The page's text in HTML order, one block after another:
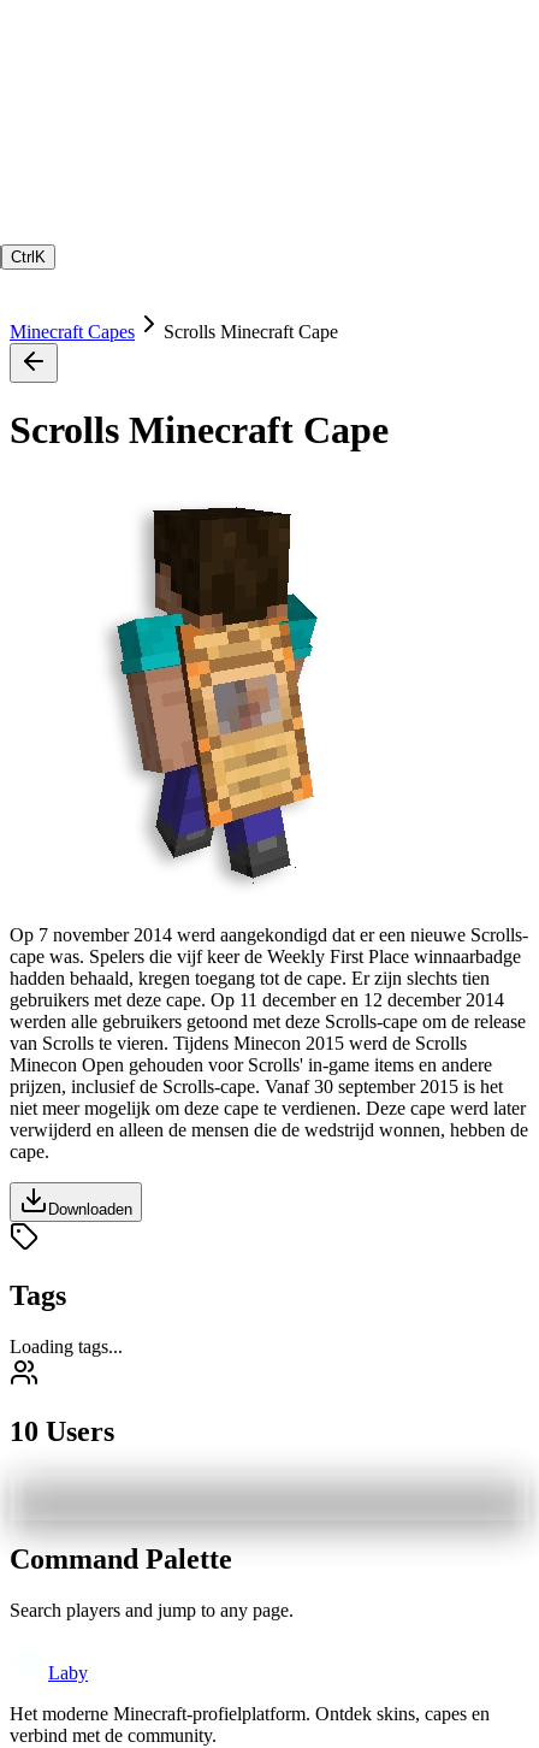
Ctrl K
Minecraft Capes Scrolls Minecraft Cape
Scrolls Minecraft Cape
Op 7 november 2014 werd aangekondigd dat er een nieuwe Scrolls-
cape was. Spelers die vijf keer de Weekly First Place winnaarbadge
hadden behaald, kregen toegang tot de cape. Er zijn slechts tien
gebruikers met deze cape. Op 11 decemberen 12 december 2014
werden alle gebruikers getoond met deze Scrolls-cape om de release
van Scrolls te vieren. Tijdens Minecon 2015 werd de Scrolls
Minecon Open gehouden voor Scrolls' in-game items en andere
prijzen, inclusief de Scrolls-cape. Vanaf30 september 2015 is het
niet meer mogelijk om deze cape te verdienen. Deze cape werd later
verwijderd en alleen de mensen die de wedstrijd wonnen, hebben de
cape.
Downloaden
Tags
Loading tags...
10 Users
Command Palette
Search players and jump to any page.
Laby
Het moderne Minecraft-profielplatform. Ontdek skins, capes en
verbind met de community.